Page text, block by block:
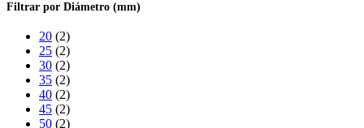
Filtrar por Diámetro (mm)
20 (2)
25 (2)
30 (2)
35 (2)
40 (2)
45 (2)
50 (2)